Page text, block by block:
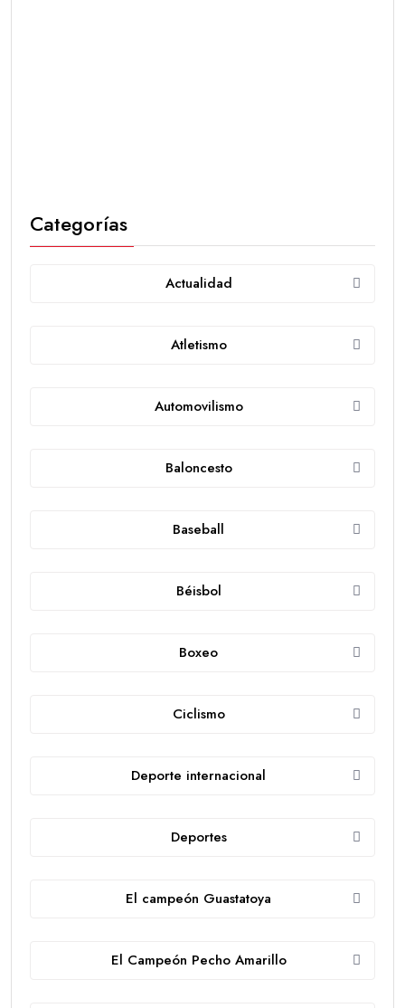
Categorías
Actualidad
Atletismo
Automovilismo
Baloncesto
Baseball
Béisbol
Boxeo
Ciclismo
Deporte internacional
Deportes
El campeón Guastatoya
El Campeón Pecho Amarillo